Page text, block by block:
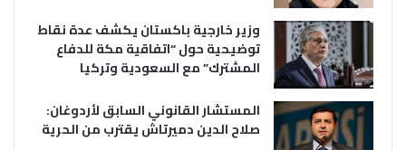
وزير خارجية باكستان يكشف عدة نقاط
توضيحية حول “اتفاقية مكة للدفاع
المشترك” مع السعودية وتركيا
المستشار القانوني السابق لأردوغان:
صلاح الدين دميرتاش يقترب من الحرية